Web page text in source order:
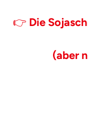
👉 Die
(aber